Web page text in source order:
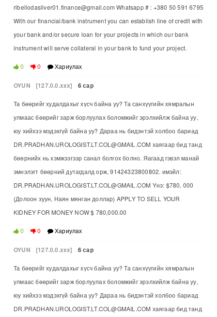
ribellodasilver01.finance@gmail.com Whatsapp # : +380 50 591 6795
With our financial/bank instrument you can establish line of credit with
your bank and/or secure loan for your projects in which our bank
instrument will serve collateral in your bank to fund your project.
0 0 Хариулах
OYUN [127.0.0.xxx] 6 сар
Та бөөрийг худалдахыг хүсч байна уу? Та санхүүгийн хямралын
улмаас бөөрийг зарж борлуулах боломжийг эрэлхийлж байна уу,
юу хийхээ мэдэхгүй байна уу? Дараа нь бидэнтэй холбоо бариад
DR.PRADHAN.UROLOGIST.LT.COL@GMAIL.COM хаягаар бид танд
бөөрнийх нь хэмжээгээр санал болгох болно. Яагаад гэвэл манай
эмнэлэгт бөөрний дутагдалд орж, 91424323800802. имэйл:
DR.PRADHAN.UROLOGIST.LT.COL@GMAIL.COM Yнэ: $780, 000
(Долоон зуун, Наян мянган доллар) APPLY TO SELL YOUR
KIDNEY FOR MONEY NOW $ 780,000.00
0 0 Хариулах
OYUN [127.0.0.xxx] 6 сар
Та бөөрийг худалдахыг хүсч байна уу? Та санхүүгийн хямралын
улмаас бөөрийг зарж борлуулах боломжийг эрэлхийлж байна уу,
юу хийхээ мэдэхгүй байна уу? Дараа нь бидэнтэй холбоо бариад
DR.PRADHAN.UROLOGIST.LT.COL@GMAIL.COM хаягаар бид танд